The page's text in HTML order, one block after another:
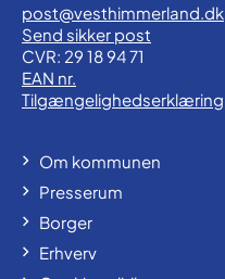
post@vesthimmerland.dk
Send sikker post
CVR: 29 18 94 71
EAN nr.
Tilgængelighedserklæring
Om kommunen
Presserum
Borger
Erhverv